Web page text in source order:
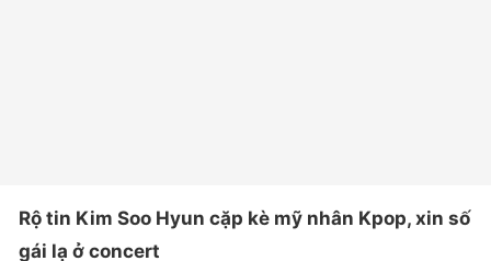
Rộ tin Kim Soo Hyun cặp kè mỹ nhân Kpop, xin số
gái lạ ở concert